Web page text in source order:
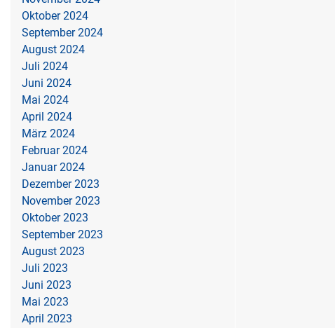
Oktober 2024
September 2024
August 2024
Juli 2024
Juni 2024
Mai 2024
April 2024
März 2024
Februar 2024
Januar 2024
Dezember 2023
November 2023
Oktober 2023
September 2023
August 2023
Juli 2023
Juni 2023
Mai 2023
April 2023